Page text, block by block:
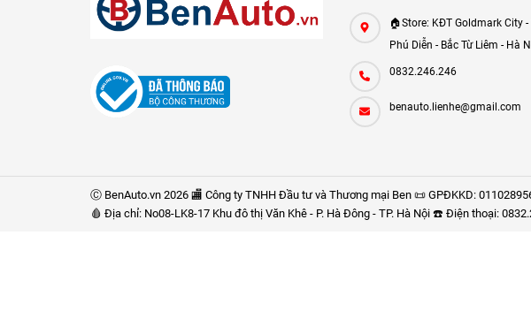
🏠Store: KĐT Goldmark City
Phú Diễn - Bắc Từ Liêm - Hà
0832.246.246
benauto.lienhe@gmail.com
Ⓒ BenAuto.vn 2026 🏬 Công ty TNHH Đầu tư và Thương mại Ben 📜 GPĐKKD:
🩸 Địa chỉ: No08-LK8-17 Khu đô thị Văn Khê - P. Hà Đông - TP. Hà Nội ☎️ Điện thoại: